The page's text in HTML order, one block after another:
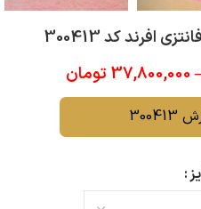
37,800,000 تومان